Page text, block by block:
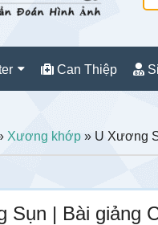
Can Thiệp
Xương khớp » U Xương
Sụn | Bài giảng